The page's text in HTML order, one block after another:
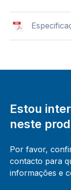
Estou
neste
Por favor,
contacto para
informações e